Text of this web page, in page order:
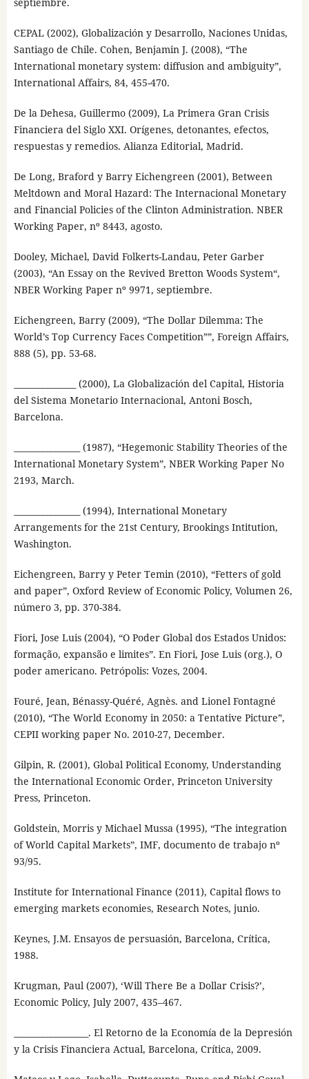
CEPAL (2002), Globalización y Desarrollo, Naciones Unidas,
Santiago de Chile. Cohen, Benjamin J. (2008), “The
International monetary system: diffusion and ambiguity”,
International Affairs, 84, 455-470.
De la Dehesa, Guillermo (2009), La Primera Gran Crisis
Financiera del Siglo XXI. Orígenes, detonantes, efectos,
respuestas y remedios. Alianza Editorial, Madrid.
De Long, Braford y Barry Eichengreen (2001), Between
Meltdown and Moral Hazard: The Internacional Monetary
and Financial Policies of the Clinton Administration. NBER
Working Paper, nº 8443, agosto.
Dooley, Michael, David Folkerts-Landau, Peter Garber
(2003), “An Essay on the Revived Bretton Woods System“,
NBER Working Paper nº 9971, septiembre.
Eichengreen, Barry (2009), “The Dollar Dilemma: The
World’s Top Currency Faces Competition””, Foreign Affairs,
888 (5), pp. 53-68.
_______________ (2000), La Globalización del Capital, Historia
del Sistema Monetario Internacional, Antoni Bosch,
Barcelona.
________________ (1987), “Hegemonic Stability Theories of the
International Monetary System”, NBER Working Paper No
2193, March.
________________ (1994), International Monetary
Arrangements for the 21st Century, Brookings Intitution,
Washington.
Eichengreen, Barry y Peter Temin (2010), “Fetters of gold
and paper”, Oxford Review of Economic Policy, Volumen 26,
número 3, pp. 370-384.
Fiori, Jose Luis (2004), “O Poder Global dos Estados Unidos:
formação, expansão e limites”. En Fiori, Jose Luis (org.), O
poder americano. Petrópolis: Vozes, 2004.
Fouré, Jean, Bénassy-Quéré, Agnès. and Lionel Fontagné
(2010), “The World Economy in 2050: a Tentative Picture”,
CEPII working paper No. 2010-27, December.
Gilpin, R. (2001), Global Political Economy, Understanding
the International Economic Order, Princeton University
Press, Princeton.
Goldstein, Morris y Michael Mussa (1995), “The integration
of World Capital Markets”, IMF, documento de trabajo nº
93/95.
Institute for International Finance (2011), Capital flows to
emerging markets economies, Research Notes, junio.
Keynes, J.M. Ensayos de persuasión, Barcelona, Crítica,
1988.
Krugman, Paul (2007), ‘Will There Be a Dollar Crisis?’,
Economic Policy, July 2007, 435–467.
__________________. El Retorno de la Economía de la Depresión
y la Crisis Financiera Actual, Barcelona, Crítica, 2009.